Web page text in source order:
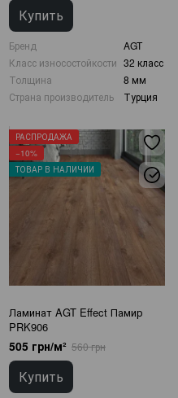
Купить
Бренд
AGT
Класс износостойкости 32 класс
Толщина
8 мм
Страна производитель
Турция
РАСПРОДАЖА
−10%
ТОВАР В НАЛИЧИИ
Ламинат AGT Effect Памир
PRK906
505 грн/м² 560 грн
Купить